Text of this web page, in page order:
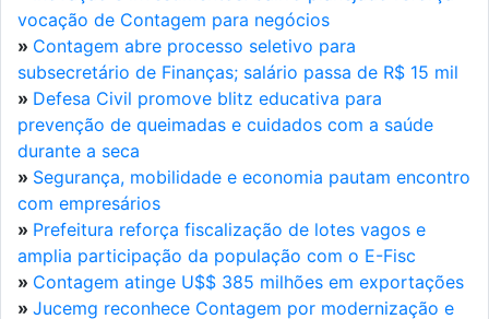
vocação de Contagem para negócios
» Contagem abre processo seletivo para
subsecretário de Finanças; salário passa de R$ 15 mil
» Defesa Civil promove blitz educativa para
prevenção de queimadas e cuidados com a saúde
durante a seca
» Segurança, mobilidade e economia pautam encontro
com empresários
» Prefeitura reforça fiscalização de lotes vagos e
amplia participação da população com o E-Fisc
» Contagem atinge U$$ 385 milhões em exportações
» Jucemg reconhece Contagem por modernização e